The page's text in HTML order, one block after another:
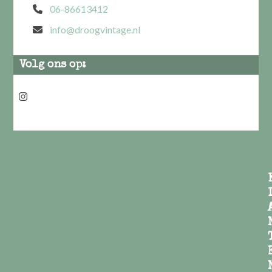
06-86613412
info@droogvintage.nl
Volg ons op:
Instagram